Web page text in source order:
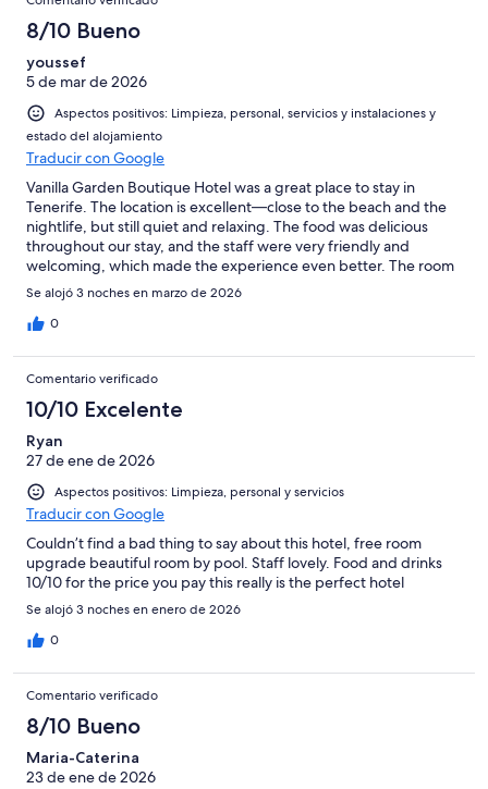
8/10 Bueno
youssef
5 de mar de 2026
Aspectos positivos: Limpieza, personal, servicios y instalaciones y
estado del alojamiento
Traducir con Google
Vanilla Garden Boutique Hotel was a great place to stay in
Tenerife. The location is excellent—close to the beach and the
nightlife, but still quiet and relaxing. The food was delicious
throughout our stay, and the staff were very friendly and
welcoming, which made the experience even better. The room
itself was okay—comfortable enough, though not the highlight
of the stay. Overall, it’s a very nice hotel if you’re looking for a
convenient, calm place within walking distance of everything.
Se alojó 3 noches en marzo de 2026
0
Comentario verificado
10/10 Excelente
Ryan
27 de ene de 2026
Aspectos positivos: Limpieza, personal y servicios
Traducir con Google
Couldn’t find a bad thing to say about this hotel, free room
upgrade beautiful room by pool. Staff lovely. Food and drinks
10/10 for the price you pay this really is the perfect hotel
Se alojó 3 noches en enero de 2026
0
Comentario verificado
8/10 Bueno
Maria-Caterina
23 de ene de 2026